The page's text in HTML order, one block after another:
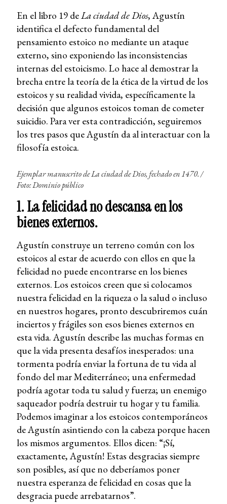
En el libro 19 deLa ciudad de Dios, Agustín
identifica el defecto fundamental del
pensamiento estoico no mediante un ataque
externo, sino exponiendo las inconsistencias
internas del estoicismo. Lo hace al demostrar la
brecha entre la teoría de la ética de la virtud de los
estoicos y su realidad vivida, específicamente la
decisión que algunos estoicos toman de cometer
suicidio. Para ver esta contradicción, seguiremos
los tres pasos que Agustín da al interactuar con la
filosofía estoica.
Ejemplar manuscrito deLa ciudad de Dios, fechado en 1470. /
Foto: Dominio público
1. La felicidad no descansa en los
bienes externos.
Agustín construye un terreno común con los
estoicos al estar de acuerdo con ellos en que la
felicidad no puede encontrarse en los bienes
externos. Los estoicos creen que si colocamos
nuestra felicidad en la riqueza o la salud o incluso
en nuestros hogares, pronto descubriremos cuán
inciertos y frágiles son esos bienes externos en
esta vida. Agustín describe las muchas formas en
que la vida presenta desafíos inesperados: una
tormenta podría enviar la fortuna de tu vida al
fondo del mar Mediterráneo; una enfermedad
podría agotar toda tu salud y fuerza; un enemigo
saqueador podría destruir tu hogar y tu familia.
Podemos imaginar a los estoicos contemporáneos
de Agustín asintiendo con la cabeza porque hacen
los mismos argumentos. Ellos dicen: “¡Sí,
exactamente, Agustín! Estas desgracias siempre
son posibles, así que no deberíamos poner
nuestra esperanza de felicidad en cosas que la
desgracia puede arrebatarnos”.